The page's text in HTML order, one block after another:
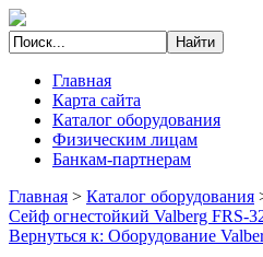
Главная
Карта сайта
Каталог оборудования
Физическим лицам
Банкам-партнерам
Главная > Каталог оборудования
Сейф огнестойкий Valberg FRS-
Вернуться к: Оборудование